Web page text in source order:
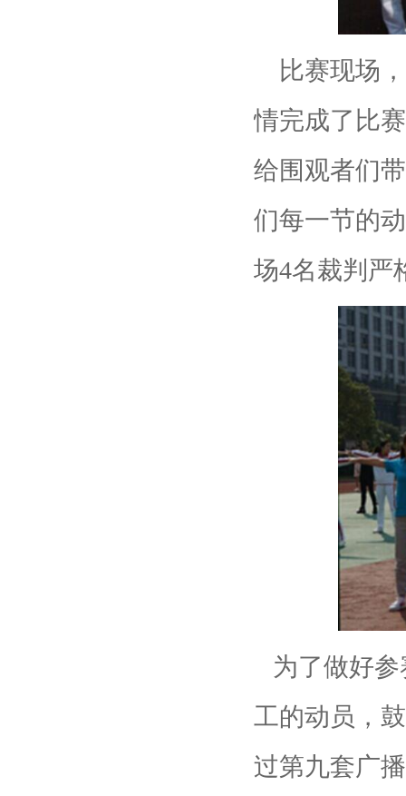
比赛现场，
情完成了比
给围观者们
们每一节的
场4名裁判严
为了做好参
工的动员，
过第九套广